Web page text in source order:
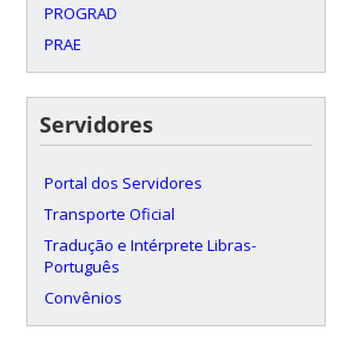
PROGRAD
PRAE
Servidores
Portal dos Servidores
Transporte Oficial
Tradução e Intérprete Libras-
Português
Convênios